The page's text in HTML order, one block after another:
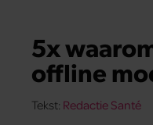
5x
offline
Tekst: Redactie Santé